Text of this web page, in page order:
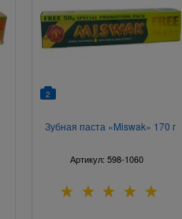
2
Зубная паста «Miswak» 170 г
Артикул: 598-1060